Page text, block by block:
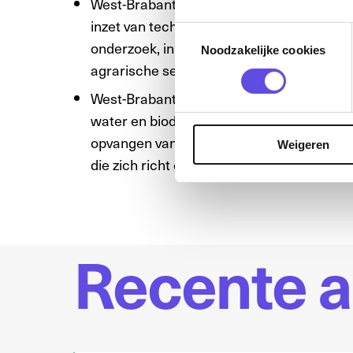
Noodzakelijke cookies
Weigeren
inzet van technologie en innovatie.
onderzoek, innovatie en robotisering.
agrarische sector.
West-Brabant is voor iedereen een
water en biodiversiteit. Dit programma
opvangen van regenwater voor gebruik
die zich richt op het aanleggen van
Recente